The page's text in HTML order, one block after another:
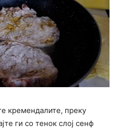
кремендалите, преку
ги со тенок слој сенф